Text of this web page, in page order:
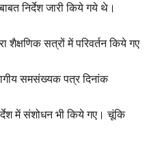
निर्देश जारी किये गये थे।
शैक्षणिक सत्रों में परिवर्तन किये गए
समसंख्यक पत्र दिनांक
में संशोधन भी किये गए। चूंकि